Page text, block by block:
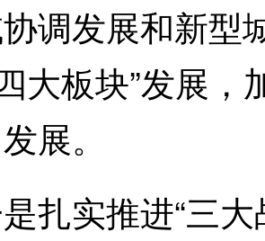
调发展和新型
大板块”发展
展。
实推进“三大